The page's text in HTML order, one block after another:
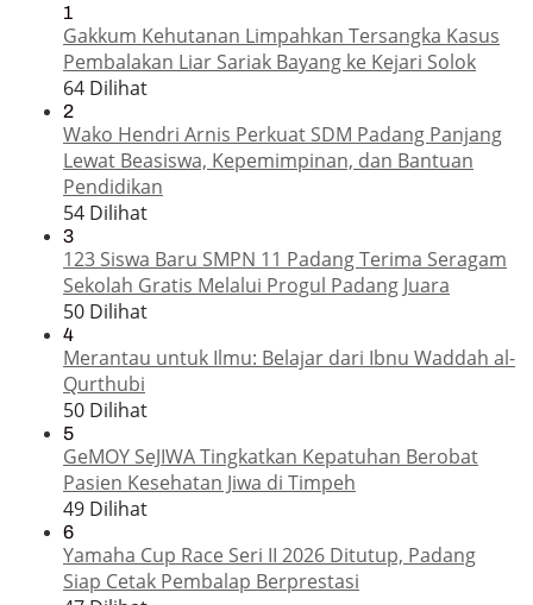
1
Gakkum Kehutanan Limpahkan Tersangka Kasus
Pembalakan Liar Sariak Bayang ke Kejari Solok
64 Dilihat
2
Wako Hendri Arnis Perkuat SDM Padang Panjang
Lewat Beasiswa, Kepemimpinan, dan Bantuan
Pendidikan
54 Dilihat
3
123 Siswa Baru SMPN 11 Padang Terima Seragam
Sekolah Gratis Melalui Progul Padang Juara
50 Dilihat
4
Merantau untuk Ilmu: Belajar dari Ibnu Waddah al-
Qurthubi
50 Dilihat
5
GeMOY SeJIWA Tingkatkan Kepatuhan Berobat
Pasien Kesehatan Jiwa di Timpeh
49 Dilihat
6
Yamaha Cup Race Seri II 2026 Ditutup, Padang
Siap Cetak Pembalap Berprestasi